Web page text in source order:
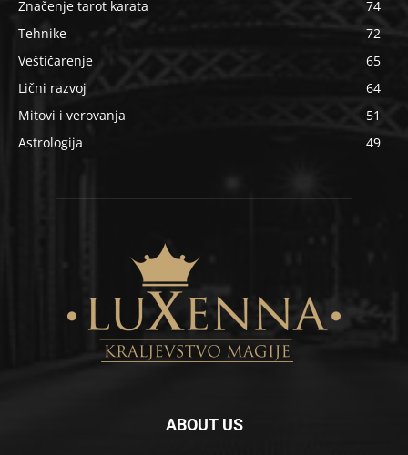
Značenje tarot karata
74
Tehnike
72
Veštičarenje
65
Lični razvoj
64
Mitovi i verovanja
51
Astrologija
49
ABOUT US